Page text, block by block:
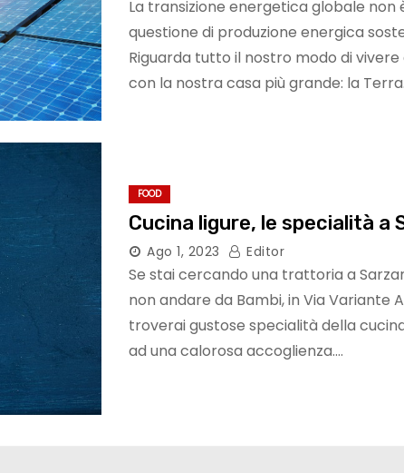
La transizione energetica globale non
questione di produzione energica
Riguarda tutto il nostro modo di
con la nostra casa più grande: la
FOOD
Cucina ligure, le specialità a
Ago 1, 2023 Editor
Se stai cercando una trattoria a
non andare da Bambi, in Via Variante
troverai gustose specialità della
ad una calorosa accoglienza.…